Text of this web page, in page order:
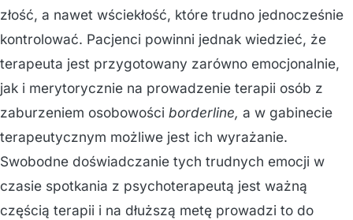
złość, a nawet wściekłość, które trudno jednocześnie
kontrolować. Pacjenci powinni jednak wiedzieć, że
terapeuta jest przygotowany zarówno emocjonalnie,
jak i merytorycznie na prowadzenie terapii osób z
zaburzeniem osobowości borderline, a w gabinecie
terapeutycznym możliwe jest ich wyrażanie.
Swobodne doświadczanie tych trudnych emocji w
czasie spotkania z psychoterapeutą jest ważną
częścią terapii i na dłuższą metę prowadzi to do